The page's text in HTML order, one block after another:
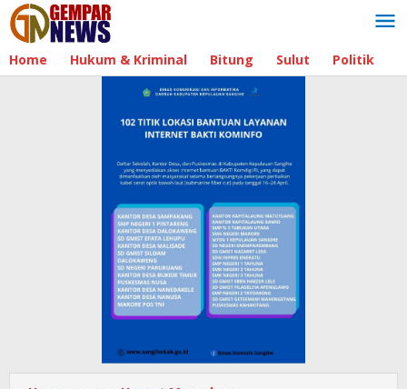
Lewati
ke
konten
Home Hukum & Kriminal Bitung Sulut Politik